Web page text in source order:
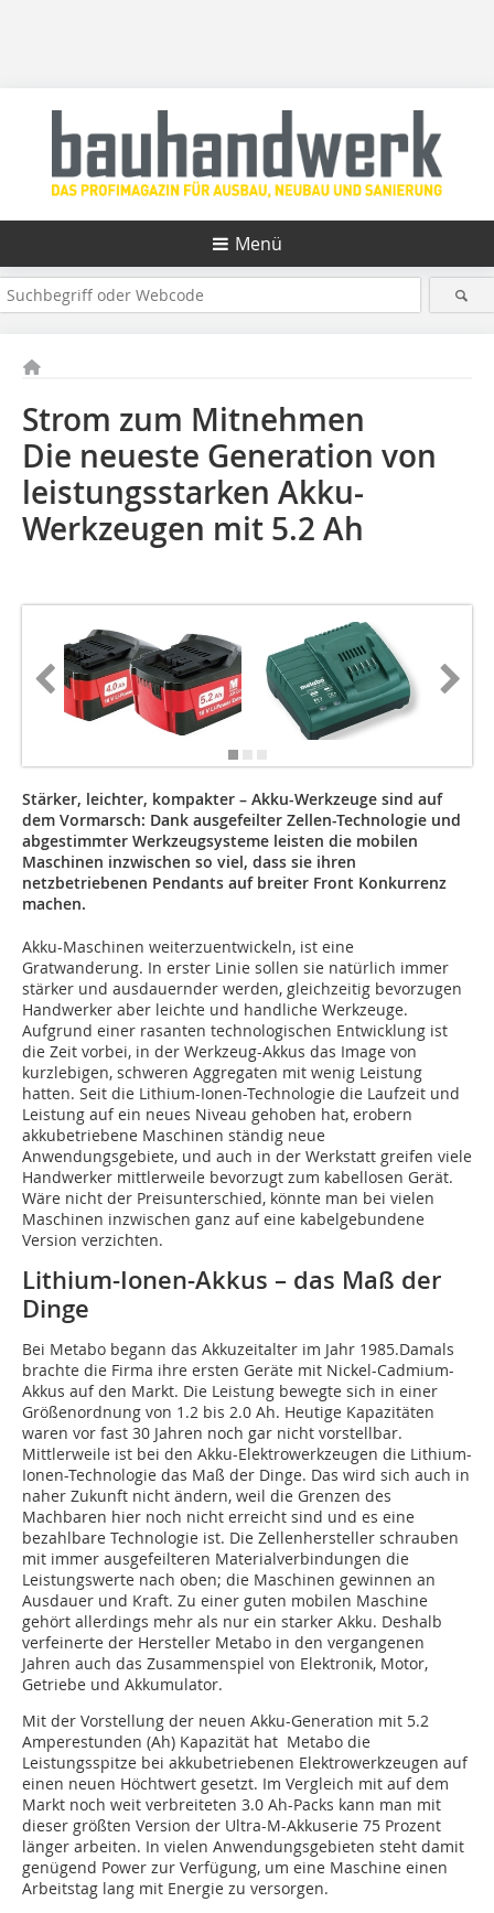
Menü
Strom zum Mitnehmen
Die neueste Generation von
leistungsstarken Akku-
Werkzeugen mit 5.2 Ah
Stärker, leichter, kompakter – Akku-Werkzeuge sind auf
dem Vormarsch: Dank ausgefeilter Zellen-Technologie und
abgestimmter Werkzeugsysteme leisten die mobilen
Maschinen inzwischen so viel, dass sie ihren
netzbetriebenen Pendants auf breiter Front Konkurrenz
machen.
Akku-Maschinen weiterzuentwickeln, ist eine
Gratwanderung. In erster Linie sollen sie natürlich immer
stärker und ausdauernder werden, gleichzeitig bevorzugen
Handwerker aber leichte und handliche Werkzeuge.
Aufgrund einer rasanten technologischen Entwicklung ist
die Zeit vorbei, in der Werkzeug-Akkus das Image von
kurzlebigen, schweren Aggregaten mit wenig Leistung
hatten. Seit die Lithium-Ionen-Technologie die Laufzeit und
Leis­tung auf ein neues Niveau gehoben hat, erobern
akkube­triebene Maschinen ständig neue
Anwendungsgebiete, und auch in der Werkstatt greifen viele
Handwerker mittlerweile bevorzugt zum kabellosen Gerät.
Wäre nicht der Preisunterschied, könnte man bei vielen
Maschinen inzwischen ganz auf eine kabelgebundene
Version verzichten.
Lithium-Ionen-Akkus – das Maß der
Dinge
Bei Metabo begann das Akkuzeitalter im Jahr 1985.Damals
brachte die Firma ihre ersten Geräte mit Nickel-Cadmium-
Akkus auf den Markt. Die Leistung bewegte sich in einer
Größenordnung von 1.2 bis 2.0 Ah. Heutige Kapazitäten
waren vor fast 30 Jahren noch gar nicht vorstellbar.
Mittlerweile ist bei den Akku-Elektrowerkzeugen die Lithium-
Ionen-Technologie das Maß der Dinge. Das wird sich auch in
naher Zukunft nicht ändern, weil die Grenzen des
Machbaren hier noch nicht erreicht sind und es eine
bezahlbare Technologie ist. Die Zellenhersteller schrauben
mit immer ausgefeilteren Materialverbindungen die
Leistungswerte nach oben; die Maschinen gewinnen an
Ausdauer und Kraft. Zu einer guten mobilen Maschine
gehört allerdings mehr als nur ein starker Akku. Deshalb
verfeinerte der Hersteller Metabo in den vergangenen
Jahren auch das Zusammenspiel von Elektronik, Motor,
Getriebe und Akkumulator.
Mit der Vorstellung der neuen Akku-Generation mit 5.2
Amperestunden (Ah) Kapazität hat Metabo die
Leistungsspitze bei akkubetriebenen Elektrowerkzeugen auf
einen neuen Höchtwert gesetzt. Im Vergleich mit auf dem
Markt noch weit verbreiteten 3.0 Ah-Packs kann man mit
dieser größten Version der Ultra-M-Akkuserie 75 Prozent
länger arbeiten. In vielen Anwendungsgebieten steht damit
genügend Power zur Verfügung, um eine Maschine einen
Arbeitstag lang mit Energie zu versorgen.